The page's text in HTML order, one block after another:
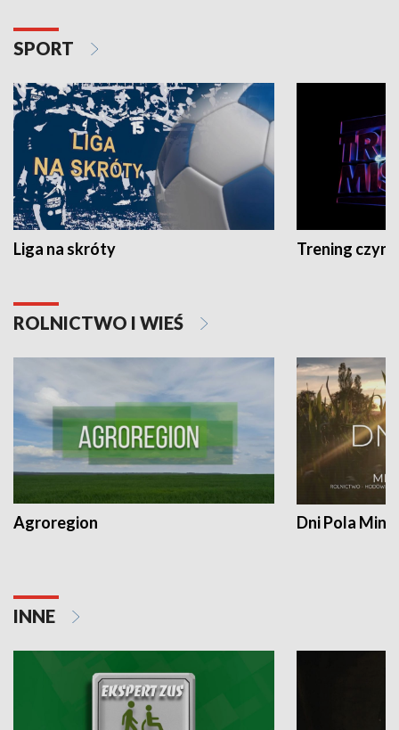
SPORT
Liga na skróty Trening czyni
ROLNICTWO I WIEŚ
Agroregion Dni Pola
INNE